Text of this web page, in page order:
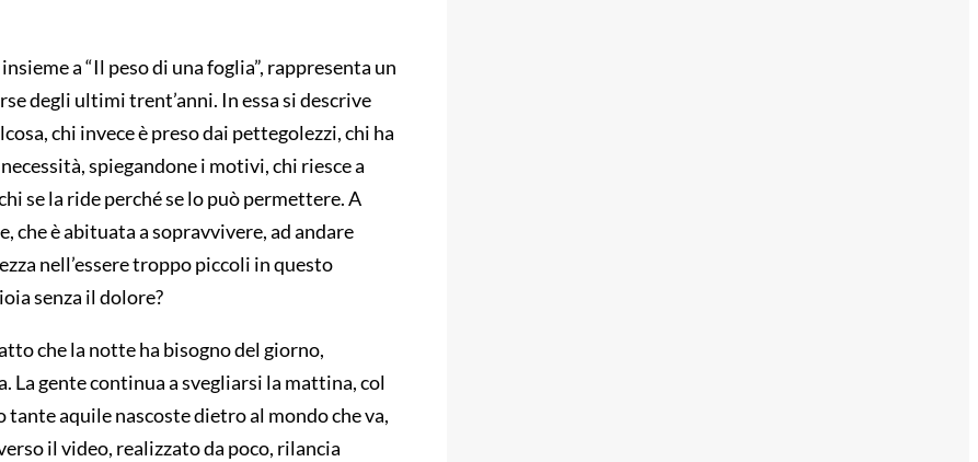
a “Il peso di una foglia”, rappresenta un
degli ultimi trent’anni. In essa si descrive
chi invece è preso dai pettegolezzi, chi ha
spiegandone i motivi, chi riesce a
se la ride perché se lo può permettere. A
è abituata a sopravvivere, ad andare
nell’essere troppo piccoli in questo
senza il dolore?
che la notte ha bisogno del giorno,
La gente continua a svegliarsi la mattina, col
aquile nascoste dietro al mondo che va,
il video, realizzato da poco, rilancia